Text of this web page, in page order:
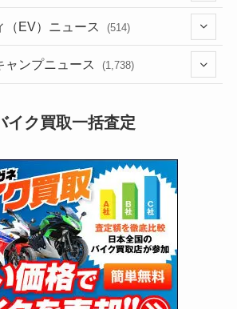
(60)
(31)
(34)
(64)
(252)
(249)
(6)
(6,958)
(2,474)
(249)
(1,226)
(12)
(47)
(66)
(16)
(141)
(255)
(204)
(1,142)
(166)
(23)
(33)
(34)
(35)
(16)
(186)
(137) (2,744)
(211)
（EV）ニュース (514)
(132)
(171)
(118)
(27)
ャンプニュース (1,738)
(1,605)
(147)
(13)
(19)
(12)
イク買取一括査定